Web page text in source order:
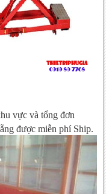
vực và tổng đơn
được miễn phí Ship.